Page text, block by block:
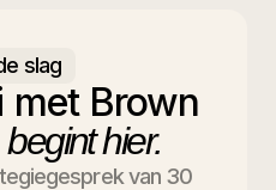
slag
met Brown
begint hier.
van 30